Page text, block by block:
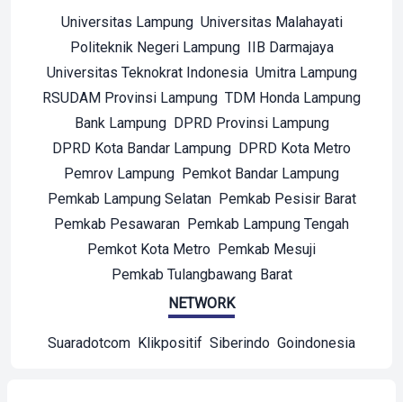
Universitas Lampung Universitas Malahayati
Politeknik Negeri Lampung IIB Darmajaya
Universitas Teknokrat Indonesia Umitra Lampung
RSUDAM Provinsi Lampung TDM Honda Lampung
Bank Lampung DPRD Provinsi Lampung
DPRD Kota Bandar Lampung DPRD Kota Metro
Pemrov Lampung Pemkot Bandar Lampung
Pemkab Lampung Selatan Pemkab Pesisir Barat
Pemkab Pesawaran Pemkab Lampung Tengah
Pemkot Kota Metro Pemkab Mesuji
Pemkab Tulangbawang Barat
NETWORK
Suaradotcom Klikpositif Siberindo Goindonesia